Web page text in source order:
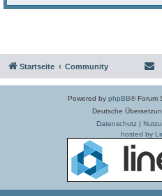
Startseite Community
Powered by phpBB® Forum
Deutsche
Datenschutz|
hosted by